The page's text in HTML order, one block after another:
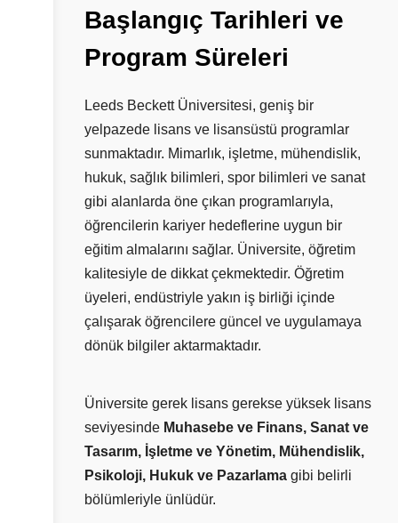
Başlangıç Tarihleri ve
Program Süreleri
Leeds Beckett Üniversitesi, geniş bir
yelpazede lisans ve lisansüstü programlar
sunmaktadır. Mimarlık, işletme, mühendislik,
hukuk, sağlık bilimleri, spor bilimleri ve sanat
gibi alanlarda öne çıkan programlarıyla,
öğrencilerin kariyer hedeflerine uygun bir
eğitim almalarını sağlar. Üniversite, öğretim
kalitesiyle de dikkat çekmektedir. Öğretim
üyeleri, endüstriyle yakın iş birliği içinde
çalışarak öğrencilere güncel ve uygulamaya
dönük bilgiler aktarmaktadır.
Üniversite gerek lisans gerekse yüksek lisans
seviyesinde Muhasebe ve Finans, Sanat ve
Tasarım, İşletme ve Yönetim, Mühendislik,
Psikoloji, Hukuk ve Pazarlama gibi belirli
bölümleriyle ünlüdür.